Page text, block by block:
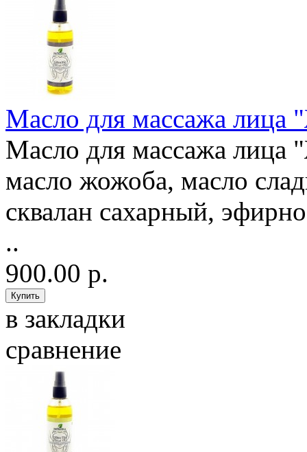
Масло для массажа
Масло для массажа лица
масло жожоба, масло
сквалан сахарный,
..
900.00 р.
в закладки
сравнение